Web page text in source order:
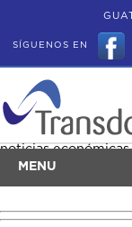
SÍGUENOS EN
MENU
noticias económicas